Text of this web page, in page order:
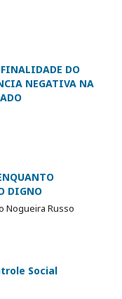
DO
NEGATIVA NA
DIGNO
Nogueira Russo
Social